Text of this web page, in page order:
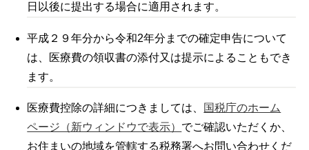
日以後に提出する場合に適用されます。
平成２９年分から令和2年分までの確定申告について
は、医療費の領収書の添付又は提示によることもでき
ます。
医療費控除の詳細につきましては、
国税庁のホーム
ページ（新ウィンドウで表示） でご確認いただくか、
お住まいの地域を管轄する税務署へお問い合わせくだ